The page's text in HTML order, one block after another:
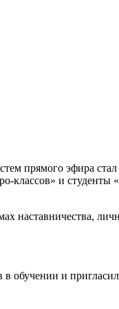
прямого эфира
и студенты
обучении и